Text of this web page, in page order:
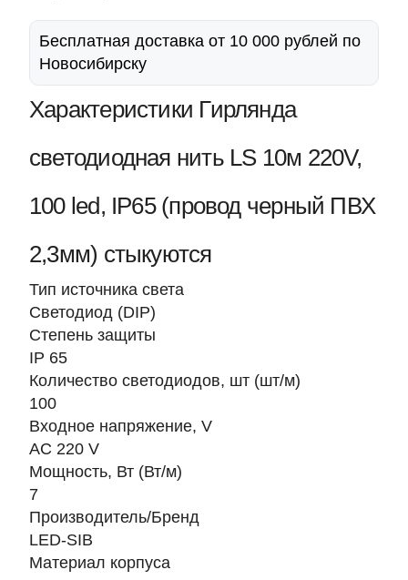
Бесплатная доставка от 10 000 рублей по
Новосибирску
Характеристики Гирлянда
светодиодная нить LS 10м 220V,
100 led, IP65 (провод черный ПВХ
2,3мм) стыкуются
Тип источника света
Светодиод (DIP)
Степень защиты
IP 65
Количество светодиодов, шт (шт/м)
100
Входное напряжение, V
AC 220 V
Мощность, Вт (Вт/м)
7
Производитель/Бренд
LED-SIB
Материал корпуса